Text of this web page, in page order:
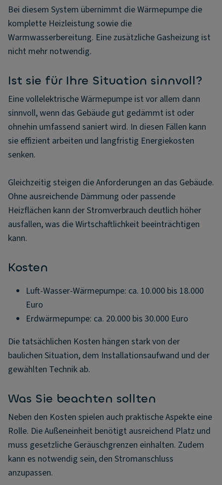
Bei diesem System übernimmt die Wärmepumpe die
komplette Heizleistung sowie die
Warmwasserbereitung. Eine zusätzliche Gasheizung ist
nicht mehr notwendig.
Ist sie für Ihre Situation sinnvoll?
Eine vollelektrische Wärmepumpe ist vor allem dann
sinnvoll, wenn das Gebäude gut gedämmt ist oder
ohnehin umfassend saniert wird. In diesen Fällen kann
sie effizient arbeiten und langfristig Energiekosten
senken.
Gleichzeitig steigen die Anforderungen an das Gebäude.
Ohne ausreichende Dämmung oder passende
Heizflächen kann der Stromverbrauch deutlich höher
ausfallen, was die Wirtschaftlichkeit beeinträchtigen
kann.
Kosten
Luft-Wasser-Wärmepumpe: ca. 10.000 bis 18.000
Euro
Erdwärmepumpe: ca. 20.000 bis 30.000 Euro
Die tatsächlichen Kosten hängen stark von der
baulichen Situation, dem Installationsaufwand und der
gewählten Technik ab.
Was Sie beachten sollten
Neben den Kosten spielen auch praktische Aspekte eine
Rolle. Die Außeneinheit benötigt ausreichend Platz und
muss gesetzliche Geräuschgrenzen einhalten. Zudem
kann es notwendig sein, den Stromanschluss
anzupassen.